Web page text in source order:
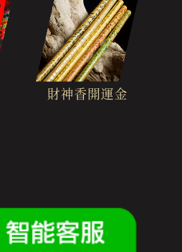
財神香開運金